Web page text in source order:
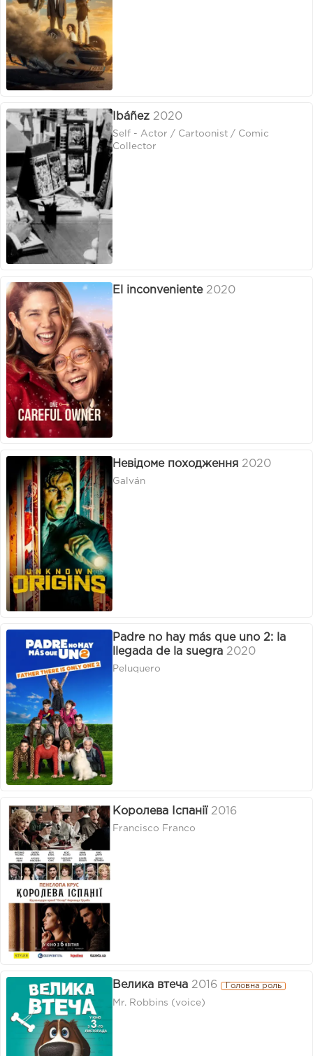
Ibáñez 2020
Self - Actor / Cartoonist / Comic
Collector
El inconveniente 2020
Невідоме походження 2020
Galván
Padre no hay más que uno 2: la
llegada de la suegra 2020
Peluquero
Королева Іспанії 2016
Francisco Franco
Велика втеча 2016 Головна роль
Mr. Robbins (voice)